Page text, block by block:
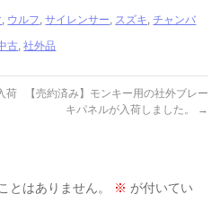
ウルフ ,サイレンサー スズキ ,チャンバ
古 ,社外品
荷
【売約済み】モンキー用の社外ブレー
キパネルが入荷しました。
→
とはありません。 ※ が付いてい